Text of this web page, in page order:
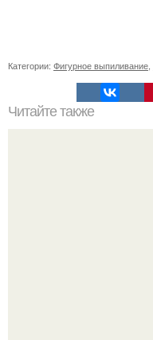
Категории: Фигурное выпиливание
Читайте также